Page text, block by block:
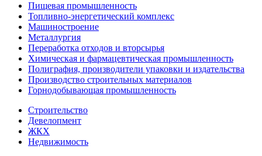
Пищевая промышленность
Топливно-энергетический комплекс
Машиностроение
Металлургия
Переработка отходов и вторсырья
Химическая и фармацевтическая промышленность
Полиграфия, производители упаковки и издательства
Производство строительных материалов
Горнодобывающая промышленность
Строительство
Девелопмент
ЖКХ
Недвижимость